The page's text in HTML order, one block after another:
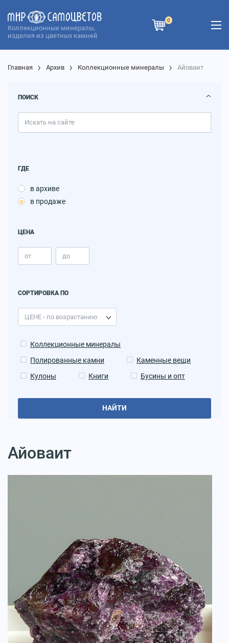
Коллекционные минералы,
изделия из цветных камней
0
Главная Архив Коллекционные минералы Айоваит
ПОИСК
ГДЕ
в архиве
в продаже
ЦЕНА
СОРТИРОВКА ПО
Коллекционные минералы
Полированные камни
Каменные вещи
Кулоны
Книги Бусины и опт
НАЙТИ
Айоваит